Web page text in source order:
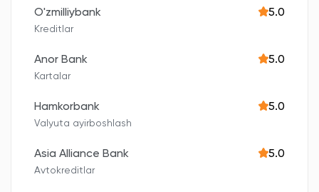
O'zmilliybank 5.0
Kreditlar
Anor Bank 5.0
Kartalar
Hamkorbank 5.0
Valyuta ayirboshlash
Asia Alliance Bank 5.0
Avtokreditlar